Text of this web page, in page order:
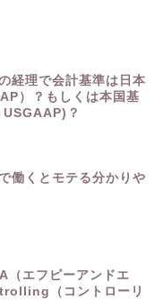
経理で会計基準は日本
）？もしくは本国基
？
働くとモテる分かりや
（エフピーアンドエ
（コントローリ